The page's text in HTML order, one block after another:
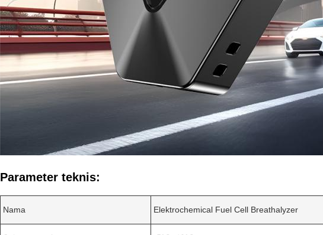
Parameter teknis:
Nama Elektrochemical Fuel Cell Breathalyzer